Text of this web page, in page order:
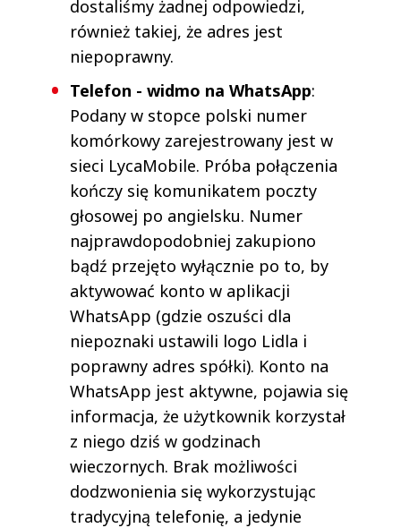
dostaliśmy żadnej odpowiedzi,
również takiej, że adres jest
niepoprawny.
Telefon - widmo na WhatsApp:
Podany w stopce polski numer
komórkowy zarejestrowany jest w
sieci LycaMobile. Próba połączenia
kończy się komunikatem poczty
głosowej po angielsku. Numer
najprawdopodobniej zakupiono
bądź przejęto wyłącznie po to, by
aktywować konto w aplikacji
WhatsApp (gdzie oszuści dla
niepoznaki ustawili logo Lidla i
poprawny adres spółki). Konto na
WhatsApp jest aktywne, pojawia się
informacja, że użytkownik korzystał
z niego dziś w godzinach
wieczornych. Brak możliwości
dodzwonienia się wykorzystując
tradycyjną telefonię, a jedynie